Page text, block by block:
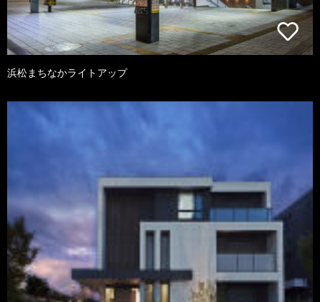
浜松まちなかライトアップ